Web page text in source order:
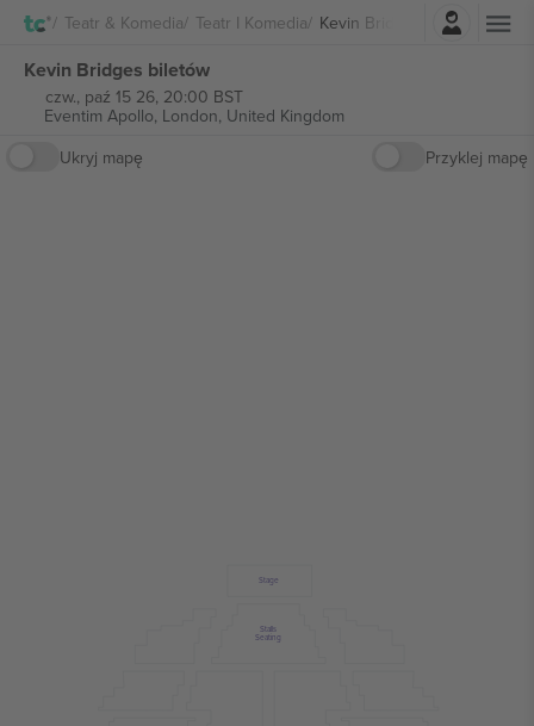
Teatr & Komedia Teatr I Komedia Kevin Bridges
Zaloguj sie
Kevin Bridges biletów
czw., paź 15 26, 20:00 BST
Eventim Apollo, London, United Kingdom
Ukryj mapę
Przyklej mapę
Stalls
Seating
Stage